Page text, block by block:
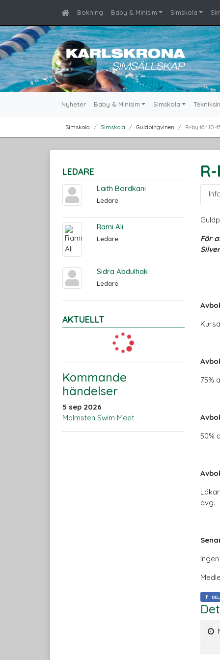
Bokning Baby & Minisim Simskola
Nyheter Baby & Minisim Simskola
Simskola Simskola Guldpingvinen R-by lör
LEDARE
Laith Bordkani
Ledare
Rami Ali
Ledare
Sidra Abdulhak
Ledare
AKTUELLT
Kommande
händelser
5 sep 2026
Malmsten Swim Meet
För
75%
50%
avg.